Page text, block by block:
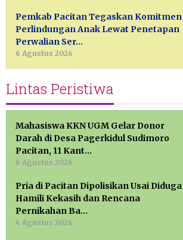
Pemkab Pacitan Tegaskan Komitmen
Perlindungan Anak Lewat Penetapan
Perwalian Ser…
6 Agustus 2026
Lintas Peristiwa
Mahasiswa KKN UGM Gelar Donor
Darah di Desa Pagerkidul Sudimoro
Pacitan, 11 Kant…
6 Agustus 2026
Pria di Pacitan Dipolisikan Usai Diduga
Hamili Kekasih dan Rencana
Pernikahan Ba…
4 Agustus 2026